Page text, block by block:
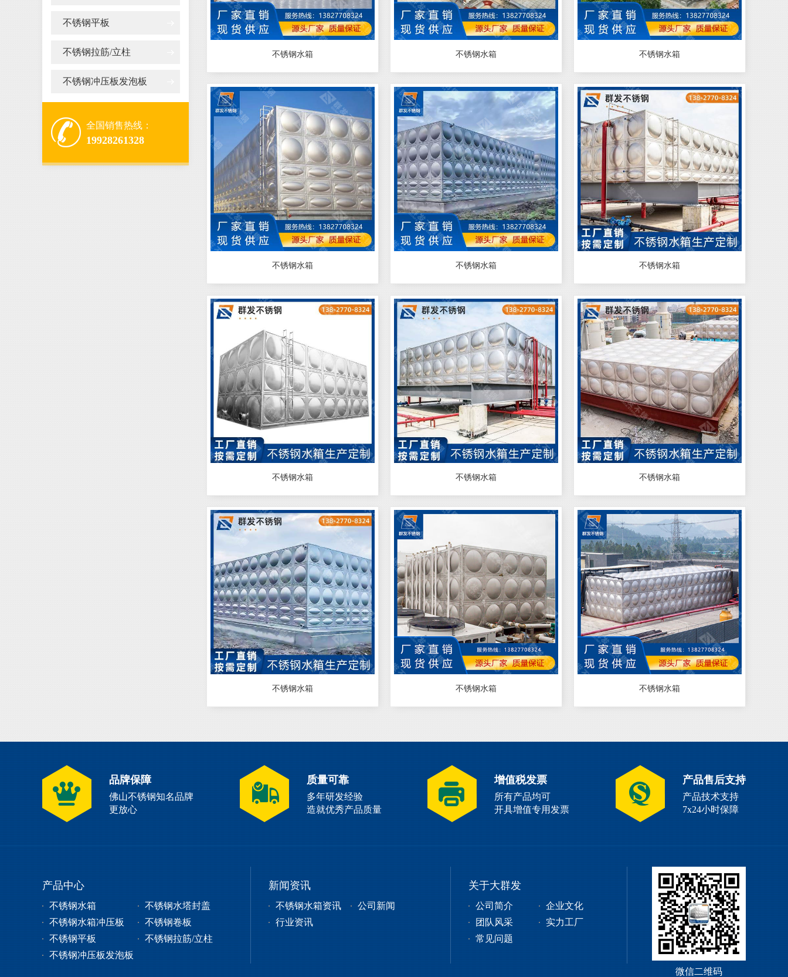
不锈钢平板
不锈钢拉筋/立柱
不锈钢冲压板发泡板
全国销售热线：
19928261328
不锈钢水箱 不锈钢水箱 不锈钢水箱
不锈钢水箱 不锈钢水箱 不锈钢水箱
不锈钢水箱 不锈钢水箱 不锈钢水箱
不锈钢水箱 不锈钢水箱 不锈钢水箱
品牌保障
佛山不锈钢知名品牌
更放心
质量可靠
多年研发经验
造就优秀产品质量
增值税发票
所有产品均可
开具增值专用发票
产品售后支持
产品技术支持
7x24小时保障
产品中心
不锈钢水箱
不锈钢水塔封盖
不锈钢水箱冲压板
不锈钢卷板
不锈钢平板
不锈钢拉筋/立柱
不锈钢冲压板发泡板
新闻资讯
不锈钢水箱资讯
公司新闻
行业资讯
关于大群发
公司简介
企业文化
团队风采
实力工厂
常见问题
微信二维码